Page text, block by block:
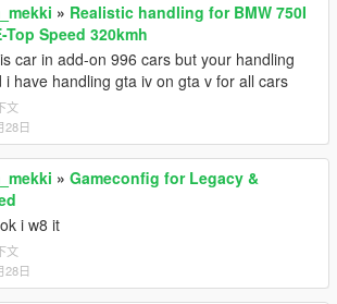
» Realistic handling for BMW 750I
Top Speed 320kmh
car in add-on 996 cars but your handling
i have handling gta iv on gta v for all cars
文
28日
» Gameconfig for Legacy &
ok i w8 it
文
28日